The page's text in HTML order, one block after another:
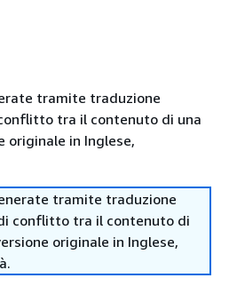
tramite traduzione
tra il contenuto di una
originale in Inglese,
tramite traduzione
conflitto tra il contenuto di
originale in Inglese,